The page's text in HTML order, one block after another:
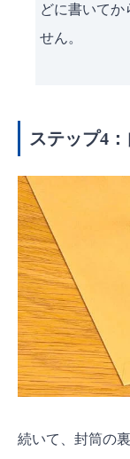
どに書いてか
せん。
ステップ4
続いて、封筒の